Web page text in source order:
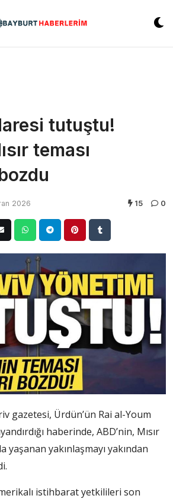
tutuştu!
teması
2026 15 0
gazetesi, Ürdün’ün Rai al-Youm
haberinde, ABD’nin, Mısır
yaşanan yakınlaşmayı yakından
istihbarat yetkilileri son